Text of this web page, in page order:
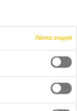
Πάντα ενεργό